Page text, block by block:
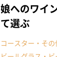
娘へのワイ
て選ぶ
コースター・その